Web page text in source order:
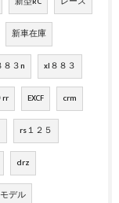
新車在庫
８３n xl８８３
rr EXCF crm
rs１２５
drz
デル